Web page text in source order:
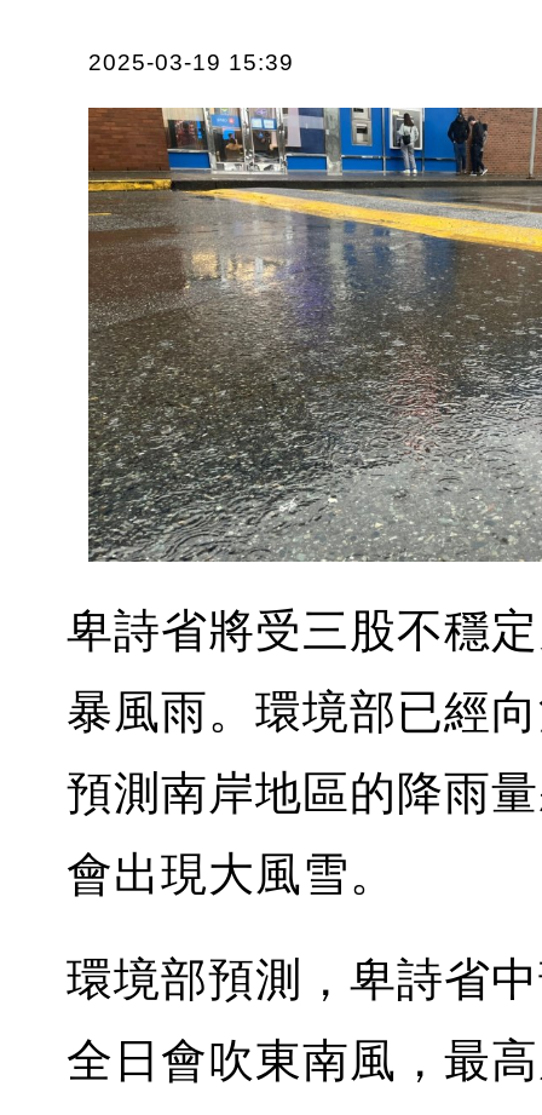
2025-03-19 15:39
卑詩省將受三股不穩
暴風雨。環境部已經
預測南岸地區的降雨
會出現大風雪。
環境部預測，卑詩省
全日會吹東南風，最